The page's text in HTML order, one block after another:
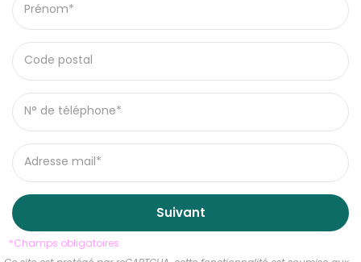
Prénom*
Code postal
N° de téléphone*
Adresse mail*
Suivant
*Champs obligatoires